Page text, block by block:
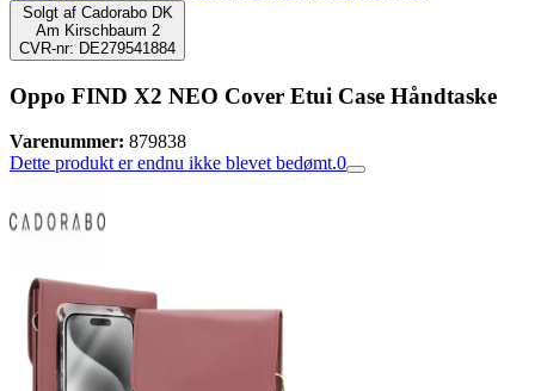
Solgt af Cadorabo DK
Am Kirschbaum 2
CVR-nr: DE279541884
Oppo FIND X2 NEO Cover Etui Case Håndtaske
Varenummer: 879838
Dette produkt er endnu ikke blevet bedømt.0